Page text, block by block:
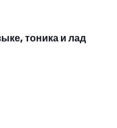
тоника и лад